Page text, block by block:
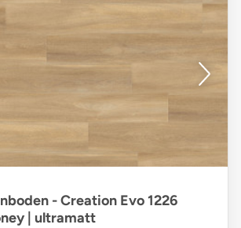
- Creation Evo 1226
| ultramatt